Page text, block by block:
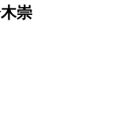
木崇